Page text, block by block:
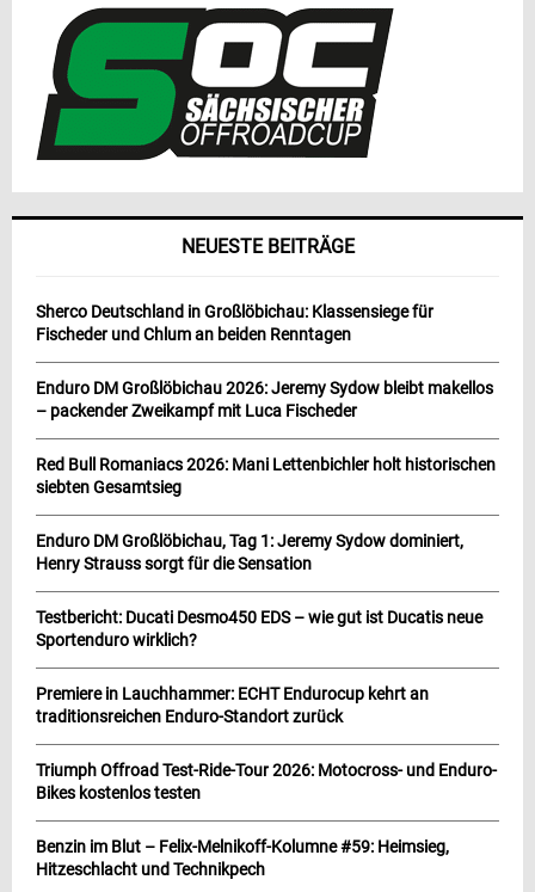
NEUESTE BEITRÄGE
Sherco Deutschland in Großlöbichau: Klassensiege für
Fischeder und Chlum an beiden Renntagen
Enduro DM Großlöbichau 2026: Jeremy Sydow bleibt makellos
– packender Zweikampf mit Luca Fischeder
Red Bull Romaniacs 2026: Mani Lettenbichler holt historischen
siebten Gesamtsieg
Enduro DM Großlöbichau, Tag 1: Jeremy Sydow dominiert,
Henry Strauss sorgt für die Sensation
Testbericht: Ducati Desmo450 EDS – wie gut ist Ducatis neue
Sportenduro wirklich?
Premiere in Lauchhammer: ECHT Endurocup kehrt an
traditionsreichen Enduro-Standort zurück
Triumph Offroad Test-Ride-Tour 2026: Motocross- und Enduro-
Bikes kostenlos testen
Benzin im Blut – Felix-Melnikoff-Kolumne #59: Heimsieg,
Hitzeschlacht und Technikpech